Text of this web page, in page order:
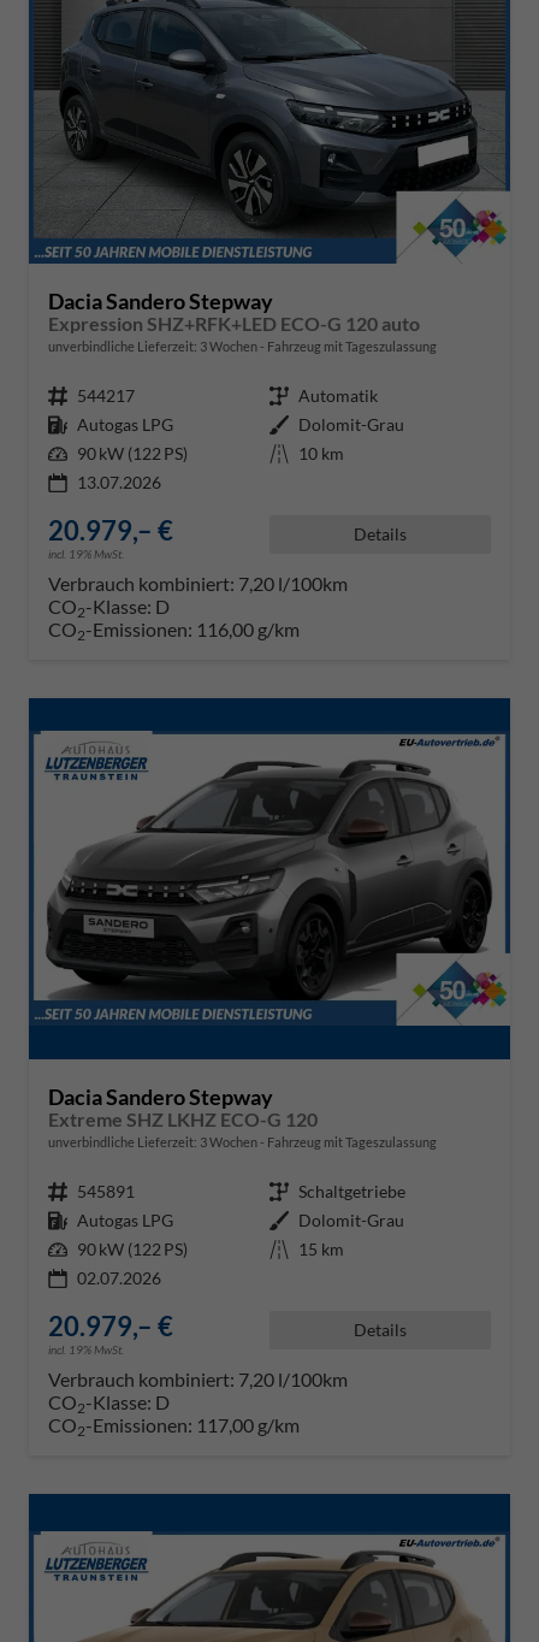
Dacia Sandero Stepway
Expression SHZ+RFK+LED ECO-G 120 auto
unverbindliche Lieferzeit: 3 Wochen Fahrzeug mit Tageszulassung
Fahrzeugnr. 544217 Getriebe Automatik
Kraftstoff Autogas LPG Außenfarbe Dolomit-Grau
Leistung 90 kW (122 PS) Kilometerstand 10 km
13.07.2026
20.979,– €
incl. 19% MwSt.
Details
Verbrauch kombiniert: 7,20 l/100km
CO2-Klasse: D
CO2-Emissionen: 116,00 g/km
Dacia Sandero Stepway
Extreme SHZ LKHZ ECO-G 120
unverbindliche Lieferzeit: 3 Wochen Fahrzeug mit Tageszulassung
Fahrzeugnr. 545891 Getriebe Schaltgetriebe
Kraftstoff Autogas LPG Außenfarbe Dolomit-Grau
Leistung 90 kW (122 PS) Kilometerstand 15 km
02.07.2026
20.979,– €
incl. 19% MwSt.
Details
Verbrauch kombiniert: 7,20 l/100km
CO2-Klasse: D
CO2-Emissionen: 117,00 g/km